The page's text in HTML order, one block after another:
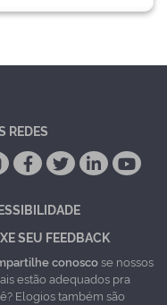
REDES
SEU FEEDBACK
conoscose nossos
estão adequados pra
Elogios também são